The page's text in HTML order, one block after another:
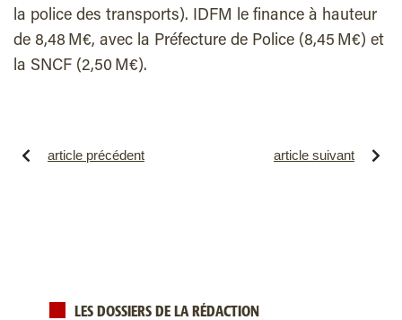
la police des transports). IDFM le finance à hauteur
de 8,48 M€, avec la Préfecture de Police (8,45 M€) et
la SNCF (2,50 M€).
article précédent article suivant
LES DOSSIERS DE LA RÉDACTION